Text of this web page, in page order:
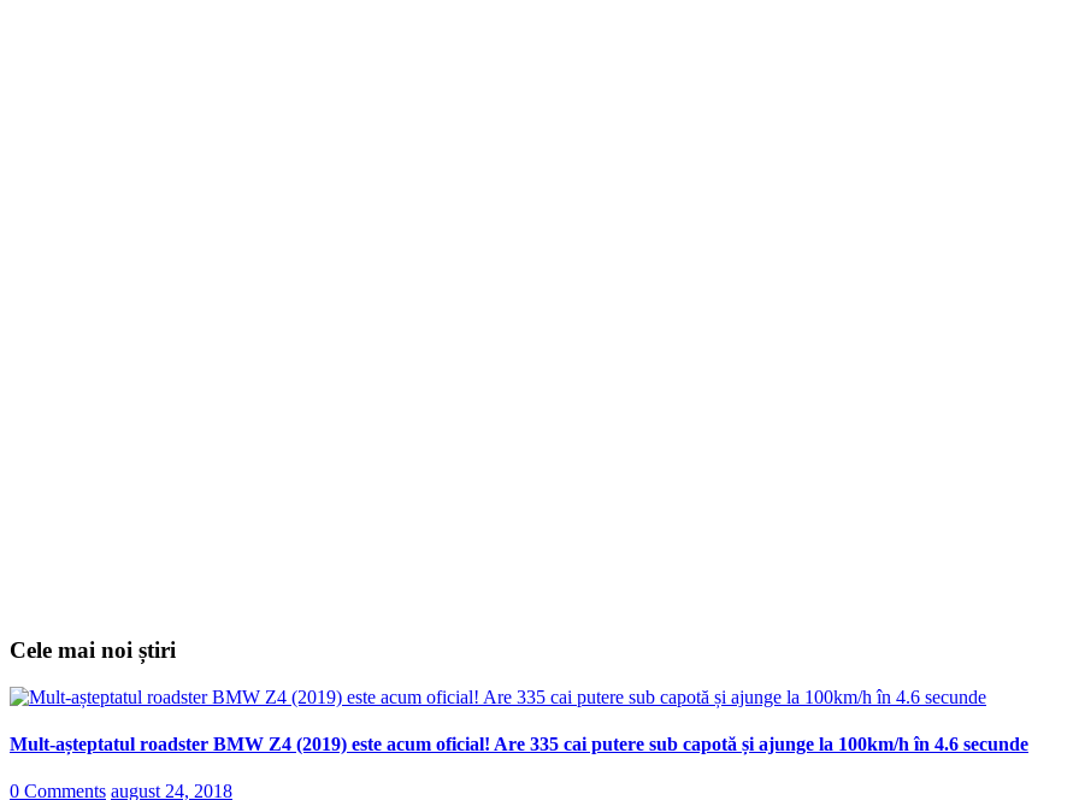
Cele mai noi știri
Mult-așteptatul roadster BMW Z4 (2019) este acum oficial! Are 335 cai putere sub capotă și ajunge la 100km/h în 4.6 secunde
0 Comments august 24, 2018